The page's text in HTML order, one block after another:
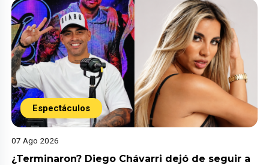
Espectáculos
07 Ago 2026
¿Terminaron? Diego Chávarri dejó de seguir a